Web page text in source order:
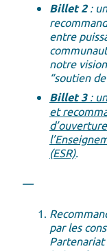
Billet 2:
entre
notre
“soutien
Billet 3:
et
(ESR).
—
par les